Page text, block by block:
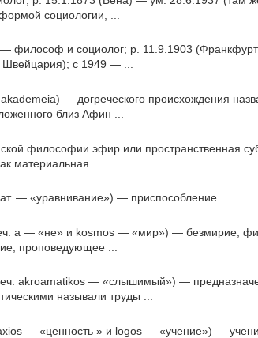
социологии, ...
философ и социолог; р. 11.9.1903
с 1949 — ...
— догреческого происхождения
близ Афин ...
философии эфир или пространственная
материальная.
— «уравнивание») — приспособление.
а — «не» и kosmos — «мир») — безмирие;
проповедующее ...
akroamatikos — «слышимый») —
называли труды ...
— «ценность » и logos — «учение») —